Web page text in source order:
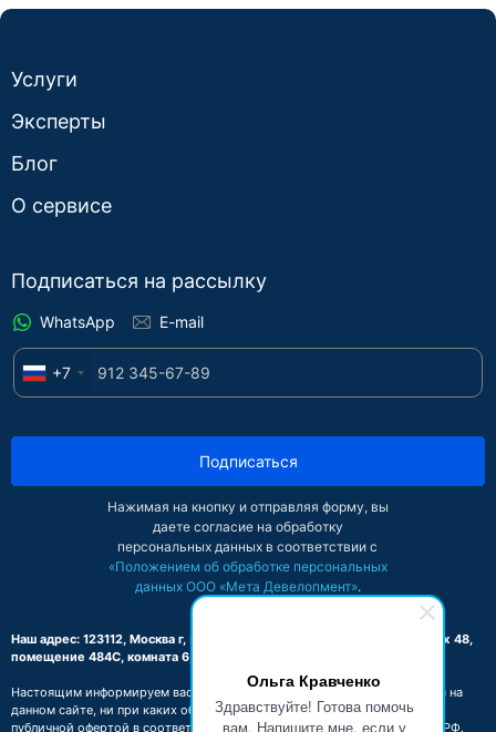
Ольга Кравченко
Здравствуйте! Готова помочь
вам. Напишите мне, если у
Услуги
Эксперты
Блог
О сервисе
Подписаться на рассылку
WhatsApp E-mail
+7
Подписаться
Нажимая на кнопку и отправляя форму, вы
даете согласие на обработку
персональных данных в соответствии с
«Положением об обработке персональных
данных ООО «Мета Девелопмент».
Наш адрес: 123112, Москва г, Пресненская наб, дом 8, строение 1, этаж 48,
помещение 484С, комната 6, офис 2-Б
Настоящим информируем вас о том, что вся информация, размещенная на
данном сайте, ни при каких обстоятельствах не может признаваться
публичной офертой в соответствии со ст. 437.2 Гражданского кодекса РФ.